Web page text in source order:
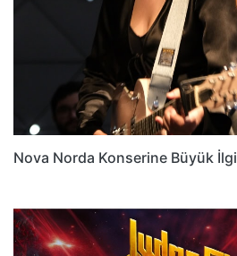
Nova Norda Konserine Büyük İlgi